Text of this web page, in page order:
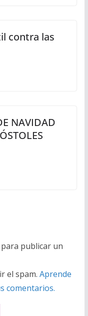
contra las
NAVIDAD
para publicar un
el spam. Aprende
comentarios.